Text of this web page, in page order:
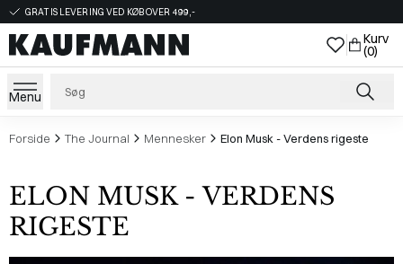
GRATIS LEVERING VED KØB OVER 499,-
Kurv
(0)
Menu
Forside The Journal Mennesker Elon Musk - Verdens rigeste
ELON MUSK - VERDENS
RIGESTE